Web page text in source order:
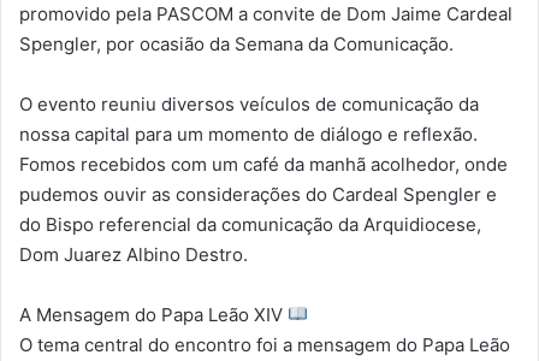
promovido pela PASCOM a convite de Dom Jaime Cardeal
Spengler, por ocasião da Semana da Comunicação.
O evento reuniu diversos veículos de comunicação da
nossa capital para um momento de diálogo e reflexão.
Fomos recebidos com um café da manhã acolhedor, onde
pudemos ouvir as considerações do Cardeal Spengler e
do Bispo referencial da comunicação da Arquidiocese,
Dom Juarez Albino Destro.
A Mensagem do Papa Leão XIV
O tema central do encontro foi a mensagem do Papa Leão